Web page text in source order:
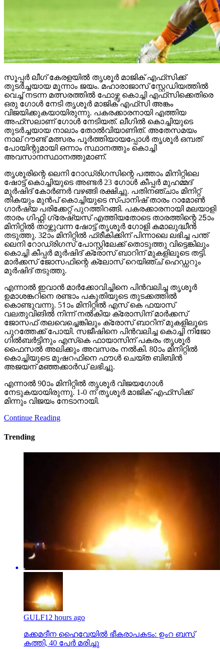
സൂപ്പര്‍ ലീഗ് കേരളയില്‍ തൃശൂര്‍ മാജിക് എഫ്‌സിക്ക്
തുടര്‍ച്ചയായ മൂന്നാം ജയം. മഹാരാജാസ് സ്റ്റേഡിയത്തില്‍
വെച്ച് നടന്ന മത്സരത്തില്‍ ഫോഴ്സ കൊച്ചി എഫ്‌സിക്കെതിരെ
ഒരു ഗോള്‍ നേടി തൃശൂര്‍ മാജിക് എഫ്‌സി അങ്കം
വിജയിക്കുകയായിരുന്നു. പകരക്കാരനായി എത്തിയ
അഫ്‌സലാണ് ഗോള്‍ നേടിയത്. ലീഗില്‍ കൊച്ചിയുടെ
തുടര്‍ച്ചയായ നാലാം തോല്‍വിയാണിത്. അതേസമയം
നാല് റൗണ്ട് മത്സരം പൂര്‍ത്തിയായപ്പോള്‍ തൃശൂര്‍ ഒമ്പത്
പോയിന്റുമായി ഒന്നാം സ്ഥാനത്തും കൊച്ചി
അവസാനസ്ഥാനത്തുമാണ്.
തൃശൂരിന്റെ ലെനി റോഡ്രിഗസിന്റെ പത്താം മിനിറ്റിലെ
ഷോട്ട് കൊച്ചിയുടെ അണ്ടര്‍ 23 ഗോള്‍ കീപ്പര്‍ മുഹമ്മദ്
മുര്‍ഷിദ് കോര്‍ണര്‍ വഴങ്ങി രക്ഷിച്ചു. പതിനഞ്ചാം മിനിറ്റ്
തികയും മുന്‍പ് കൊച്ചിയുടെ സ്പാനിഷ് താരം റാമോണ്‍
ഗാര്‍ഷ്യ പരിക്കേറ്റ് പുറത്തിറങ്ങി. പകരക്കാരനായി മലയാളി
താരം ഗിഫ്റ്റി ഗ്രേഷ്യസ് എത്തിയതോടെ താരത്തിന്റെ 25ാം
മിനിറ്റില്‍ താഴ്ന്നുവന്ന ഷോട്ട് തൃശൂര്‍ ഗോളി കമാലുദ്ധീന്‍
തടുത്തു. 32ാം മിനിറ്റില്‍ ഫ്രീകിക്കിന് പിന്നാലെ ലഭിച്ച പന്ത്
ലെനി റോഡ്രിഗസ് പോസ്റ്റിലേക്ക് തൊടുത്തു വിട്ടെങ്കിലും
കൊച്ചി കീപ്പര്‍ മുര്‍ഷിദ് ക്രോസ് ബാറിന് മുകളിലൂടെ തട്ടി.
മാര്‍ക്കസ് ജോസഫിന്റെ ക്ലോസ് റെയിഞ്ച് ഹെഡ്ഡറും
മുര്‍ഷിദ് തടുത്തു.
എന്നാല്‍ ഇവാന്‍ മാര്‍ക്കോവിച്ചിനെ പിന്‍വലിച്ച തൃശൂര്‍
ഉമാശങ്കറിനെ രണ്ടാം പകുതിയുടെ തുടക്കത്തില്‍
കൊണ്ടുവന്നു. 51ാം മിനിറ്റില്‍ എസ് കെ ഫയാസ്
വലതുവിങില്‍ നിന്ന് നല്‍കിയ ക്രോസിന് മാര്‍ക്കസ്
ജോസഫ് തലവെച്ചെങ്കിലും ക്രോസ് ബാറിന് മുകളിലൂടെ
പുറത്തേക്ക് പോയി. സജീഷിനെ പിന്‍വലിച്ച കൊച്ചി നിജോ
ഗില്‍ബര്‍ട്ടിനും എസ്‌കെ ഫായാസിന് പകരം തൃശൂര്‍
ഫൈസല്‍ അലിക്കും അവസരം നല്‍കി. 80ാം മിനിറ്റില്‍
കൊച്ചിയുടെ മുഷറഫിനെ ഫൗള്‍ ചെയ്ത ബിബിന്‍
അജയന് മഞ്ഞക്കാര്‍ഡ് ലഭിച്ചു.
എന്നാല്‍ 90ാം മിനിറ്റില്‍ തൃശൂര്‍ വിജയഗോള്‍
നേടുകയായിരുന്നു. 1-0 ന് തൃശൂര്‍ മാജിക് എഫ്‌സിക്ക്
മിന്നും വിജയം നേടാനായി.
Continue Reading
Trending
GULF12 hours ago
മക്കമദീന ഹൈവേയില്‍ ഭീകരാപകടം: ഉംറ ബസ്
കത്തി, 40 പേര്‍ മരിച്ചു